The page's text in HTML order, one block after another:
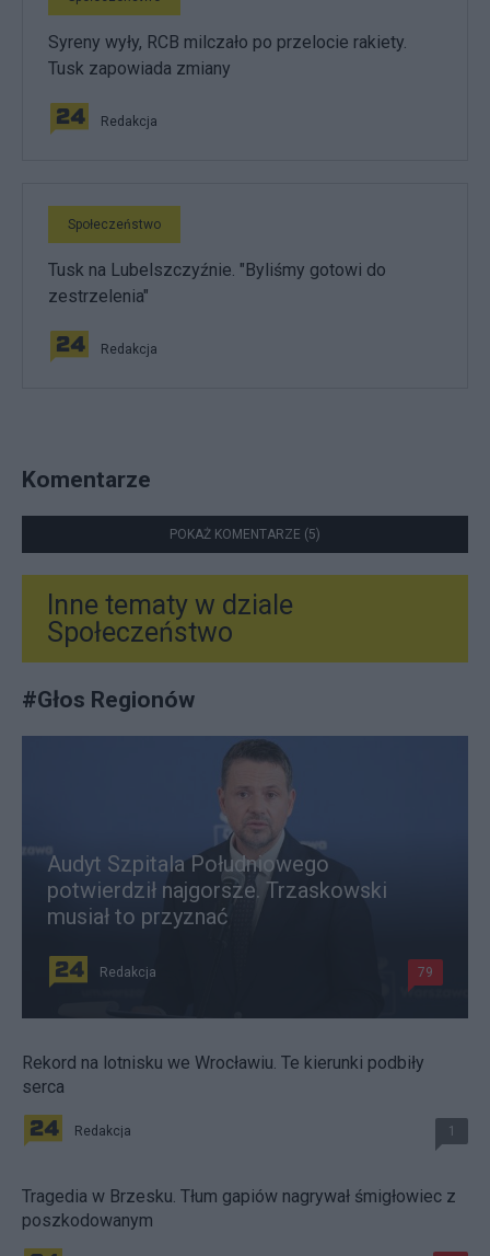
Syreny wyły, RCB milczało po przelocie rakiety.
Tusk zapowiada zmiany
Redakcja
Społeczeństwo
Tusk na Lubelszczyźnie. "Byliśmy gotowi do
zestrzelenia"
Redakcja
Komentarze
POKAŻ KOMENTARZE (5)
Inne tematy w dziale
Społeczeństwo
#Głos Regionów
Audyt Szpitala Południowego
potwierdził najgorsze. Trzaskowski
musiał to przyznać
Redakcja 79
Rekord na lotnisku we Wrocławiu. Te kierunki podbiły
serca
Redakcja 1
Tragedia w Brzesku. Tłum gapiów nagrywał śmigłowiec z
poszkodowanym